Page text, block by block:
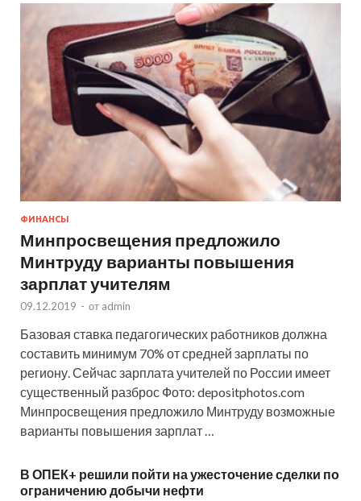
ФИНАНСЫ
Минпросвещения предложило
Минтруду варианты повышения
зарплат учителям
09.12.2019 - от admin
Базовая ставка педагогических работников должна
составить минимум 70% от средней зарплаты по
региону. Сейчас зарплата учителей по России имеет
существенный разброс Фото: depositphotos.com
Минпросвещения предложило Минтруду возможные
варианты повышения зарплат …
В ОПЕК+ решили пойти на ужесточение сделки по
ограничению добычи нефти